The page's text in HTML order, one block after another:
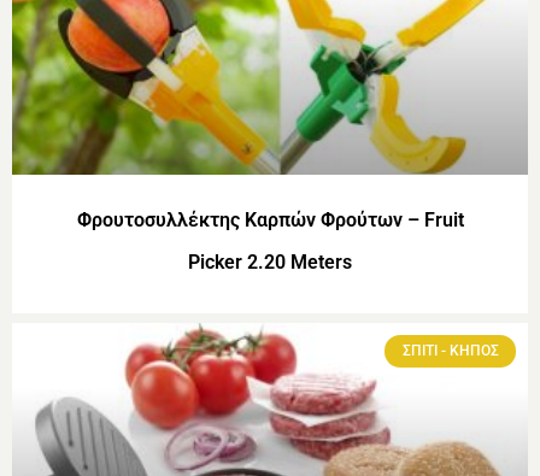
Φρουτοσυλλέκτης Καρπών Φρούτων – Fruit
Picker 2.20 Meters
ΣΠΙΤΙ - ΚΗΠΟΣ